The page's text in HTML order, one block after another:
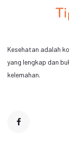
Kesehatan adalah
yang lengkap dan
kelemahan.